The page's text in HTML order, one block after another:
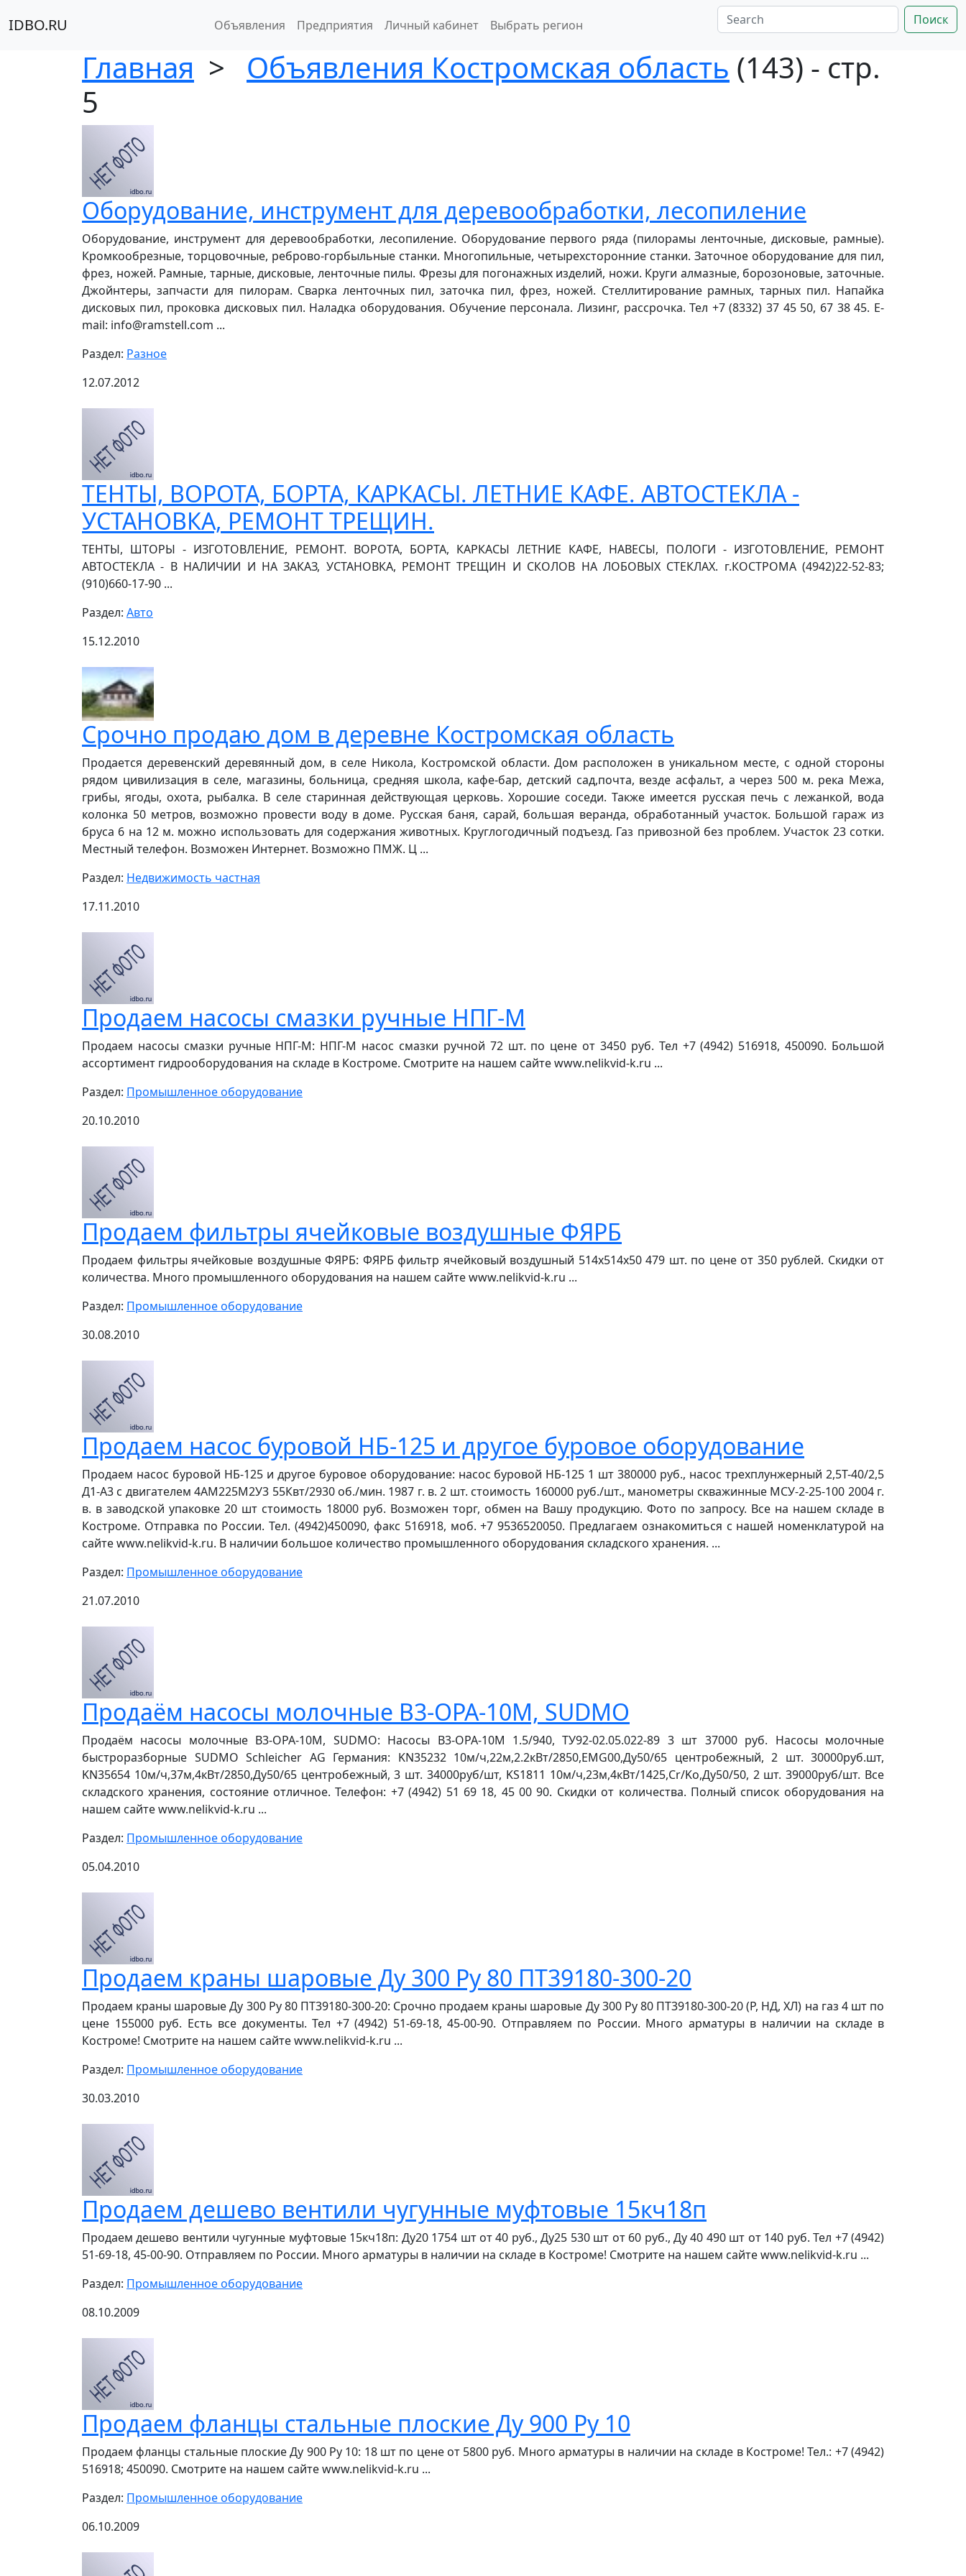
IDBO.RU Объявления Предприятия Личный кабинет Выбрать регион Поиск
Главная > Объявления Костромская область (143) - стр.
5
Оборудование, инструмент для деревообработки, лесопиление
Оборудование, инструмент для деревообработки, лесопиление. Оборудование первого ряда (пилорамы ленточные, дисковые, рамные).
Кромкообрезные, торцовочные, реброво-горбыльные станки. Многопильные, четырехсторонние станки. Заточное оборудование для пил,
фрез, ножей. Рамные, тарные, дисковые, ленточные пилы. Фрезы для погонажных изделий, ножи. Круги алмазные, борозоновые, заточные.
Джойнтеры, запчасти для пилорам. Сварка ленточных пил, заточка пил, фрез, ножей. Стеллитирование рамных, тарных пил. Напайка
дисковых пил, проковка дисковых пил. Наладка оборудования. Обучение персонала. Лизинг, рассрочка. Тел +7 (8332) 37 45 50, 67 38 45. E-
mail: info@ramstell.com ...
Раздел: Разное
12.07.2012
ТЕНТЫ, ВОРОТА, БОРТА, КАРКАСЫ. ЛЕТНИЕ КАФЕ. АВТОСТЕКЛА -
УСТАНОВКА, РЕМОНТ ТРЕЩИН.
ТЕНТЫ, ШТОРЫ - ИЗГОТОВЛЕНИЕ, РЕМОНТ. ВОРОТА, БОРТА, КАРКАСЫ ЛЕТНИЕ КАФЕ, НАВЕСЫ, ПОЛОГИ - ИЗГОТОВЛЕНИЕ, РЕМОНТ
АВТОСТЕКЛА - В НАЛИЧИИ И НА ЗАКАЗ, УСТАНОВКА, РЕМОНТ ТРЕЩИН И СКОЛОВ НА ЛОБОВЫХ СТЕКЛАХ. г.КОСТРОМА (4942)22-52-83;
(910)660-17-90 ...
Раздел: Авто
15.12.2010
Срочно продаю дом в деревне Костромская область
Продается деревенский деревянный дом, в селе Никола, Костромской области. Дом расположен в уникальном месте, с одной стороны
рядом цивилизация в селе, магазины, больница, средняя школа, кафе-бар, детский сад,почта, везде асфальт, а через 500 м. река Межа,
грибы, ягоды, охота, рыбалка. В селе старинная действующая церковь. Хорошие соседи. Также имеется русская печь с лежанкой, вода
колонка 50 метров, возможно провести воду в доме. Русская баня, сарай, большая веранда, обработанный участок. Большой гараж из
бруса 6 на 12 м. можно использовать для содержания животных. Круглогодичный подъезд. Газ привозной без проблем. Участок 23 сотки.
Местный телефон. Возможен Интернет. Возможно ПМЖ. Ц ...
Раздел: Недвижимость частная
17.11.2010
Продаем насосы смазки ручные НПГ-М
Продаем насосы смазки ручные НПГ-М: НПГ-М насос смазки ручной 72 шт. по цене от 3450 руб. Тел +7 (4942) 516918, 450090. Большой
ассортимент гидрооборудования на складе в Костроме. Смотрите на нашем сайте www.nelikvid-k.ru ...
Раздел: Промышленное оборудование
20.10.2010
Продаем фильтры ячейковые воздушные ФЯРБ
Продаем фильтры ячейковые воздушные ФЯРБ: ФЯРБ фильтр ячейковый воздушный 514х514х50 479 шт. по цене от 350 рублей. Скидки от
количества. Много промышленного оборудования на нашем сайте www.nelikvid-k.ru ...
Раздел: Промышленное оборудование
30.08.2010
Продаем насос буровой НБ-125 и другое буровое оборудование
Продаем насос буровой НБ-125 и другое буровое оборудование: насос буровой НБ-125 1 шт 380000 руб., насос трехплунжерный 2,5Т-40/2,5
Д1-А3 с двигателем 4АМ225М2У3 55Квт/2930 об./мин. 1987 г. в. 2 шт. стоимость 160000 руб./шт., манометры скважинные МСУ-2-25-100 2004 г.
в. в заводской упаковке 20 шт стоимость 18000 руб. Возможен торг, обмен на Вашу продукцию. Фото по запросу. Все на нашем складе в
Костроме. Отправка по России. Тел. (4942)450090, факс 516918, моб. +7 9536520050. Предлагаем ознакомиться с нашей номенклатурой на
сайте www.nelikvid-k.ru. В наличии большое количество промышленного оборудования складского хранения. ...
Раздел: Промышленное оборудование
21.07.2010
Продаём насосы молочные В3-ОРА-10М, SUDMO
Продаём насосы молочные В3-ОРА-10М, SUDMO: Насосы В3-ОРА-10М 1.5/940, ТУ92-02.05.022-89 3 шт 37000 руб. Насосы молочные
быстроразборные SUDMO Schleicher AG Германия: KN35232 10м/ч,22м,2.2кВт/2850,EMG00,Ду50/65 центробежный, 2 шт. 30000руб.шт,
KN35654 10м/ч,37м,4кВт/2850,Ду50/65 центробежный, 3 шт. 34000руб/шт, KS1811 10м/ч,23м,4кВт/1425,Cr/Ko,Ду50/50, 2 шт. 39000руб/шт. Все
складского хранения, состояние отличное. Телефон: +7 (4942) 51 69 18, 45 00 90. Скидки от количества. Полный список оборудования на
нашем сайте www.nelikvid-k.ru ...
Раздел: Промышленное оборудование
05.04.2010
Продаем краны шаровые Ду 300 Ру 80 ПТ39180-300-20
Продаем краны шаровые Ду 300 Ру 80 ПТ39180-300-20: Срочно продаем краны шаровые Ду 300 Ру 80 ПТ39180-300-20 (Р, НД, ХЛ) на газ 4 шт по
цене 155000 руб. Есть все документы. Тел +7 (4942) 51-69-18, 45-00-90. Отправляем по России. Много арматуры в наличии на складе в
Костроме! Смотрите на нашем сайте www.nelikvid-k.ru ...
Раздел: Промышленное оборудование
30.03.2010
Продаем дешево вентили чугунные муфтовые 15кч18п
Продаем дешево вентили чугунные муфтовые 15кч18п: Ду20 1754 шт от 40 руб., Ду25 530 шт от 60 руб., Ду 40 490 шт от 140 руб. Тел +7 (4942)
51-69-18, 45-00-90. Отправляем по России. Много арматуры в наличии на складе в Костроме! Смотрите на нашем сайте www.nelikvid-k.ru ...
Раздел: Промышленное оборудование
08.10.2009
Продаем фланцы стальные плоские Ду 900 Ру 10
Продаем фланцы стальные плоские Ду 900 Ру 10: 18 шт по цене от 5800 руб. Много арматуры в наличии на складе в Костроме! Тел.: +7 (4942)
516918; 450090. Смотрите на нашем сайте www.nelikvid-k.ru ...
Раздел: Промышленное оборудование
06.10.2009